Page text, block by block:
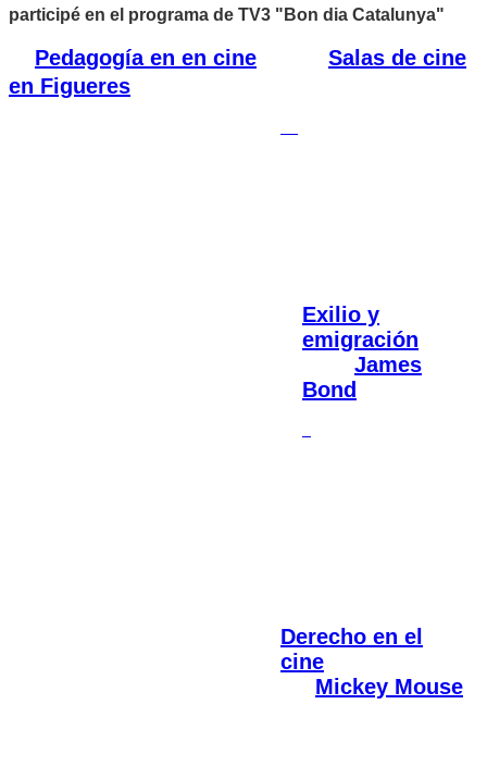
participé en el programa de TV3 "Bon dia Catalunya"
Pedagogía en en cine
Salas de cine
en Figueres
Exilio y
emigración
James
Bond
Derecho en el
cine
Mickey Mouse